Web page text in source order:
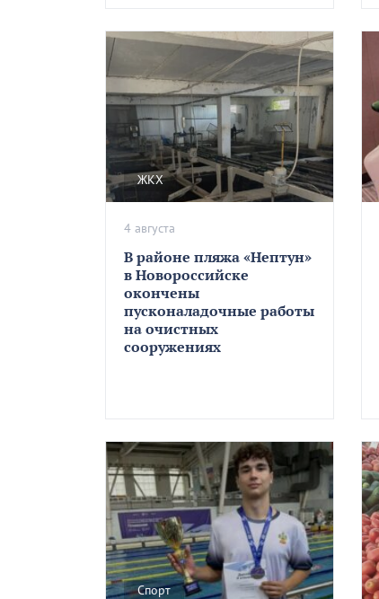
ЖКХ
В районе пляжа «Нептун»
в Новороссийске
окончены
пусконаладочные работы
на очистных
сооружениях
4 августа
Спорт